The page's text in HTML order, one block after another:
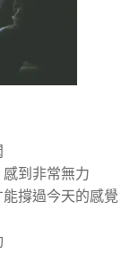
到非常無力
撐過今天的感覺